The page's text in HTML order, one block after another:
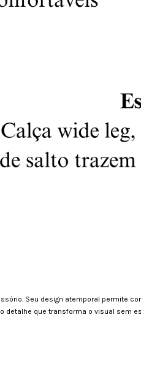
Seu design atemporal permite
detalhe que transforma o visual sem